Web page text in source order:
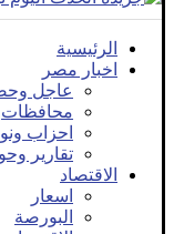
الرئيسية
اخبار مصر
عاجل
محافظات
احزاب
تقارير
الاقتصاد
اسعار
البورصة